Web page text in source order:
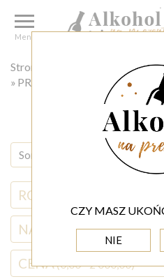
CZY MASZ
NIE
Menu
Strona główna
◊ PREZENT
PREZENT DLA ŚWIADKA
RODZAJ ALKOHOLU
NAZWA ALKOHOLU
CENA(0,00 - 2 000,00)